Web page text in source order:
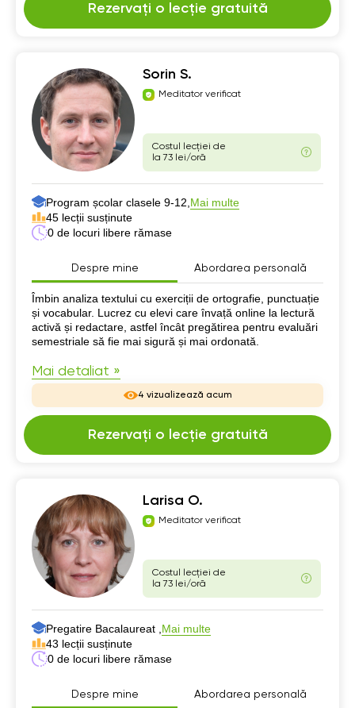
Rezervați o lecție gratuită
Sorin S.
Meditator verificat
Costul lecției de
la 73 lei/oră
Program școlar clasele 9-12, Mai multe
45 lecții susținute
0 de locuri libere rămase
Despre mine Abordarea personală
Despre mine
Îmbin analiza textului cu exerciții de ortografie, punctuație
și vocabular. Lucrez cu elevi care învață online la lectură
activă și redactare, astfel încât pregătirea pentru evaluări
semestriale să fie mai sigură și mai ordonată.
Mai detaliat »
4 vizualizează acum
Rezervați o lecție gratuită
Larisa O.
Meditator verificat
Costul lecției de
la 73 lei/oră
Pregatire Bacalaureat , Mai multe
43 lecții susținute
0 de locuri libere rămase
Despre mine Abordarea personală